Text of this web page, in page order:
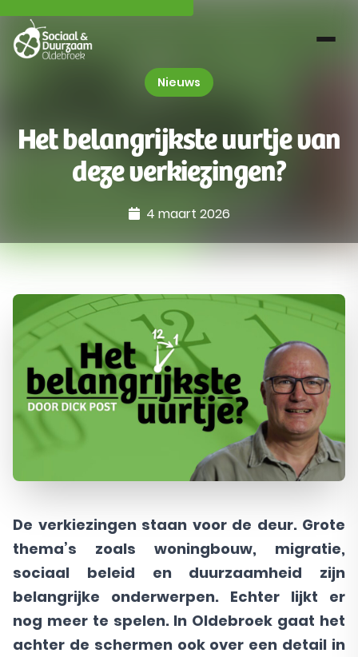
Nieuws
Het belangrijkste uurtje van
deze verkiezingen?
4 maart 2026
De verkiezingen staan voor de deur. Grote
thema’s zoals woningbouw, migratie,
sociaal beleid en duurzaamheid zijn
belangrijke onderwerpen. Echter lijkt er
nog meer te spelen. In Oldebroek gaat het
achter de schermen ook over een detail in